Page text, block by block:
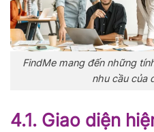
FindMe mang đến những
nhu cầu của
4.1. Giao diện